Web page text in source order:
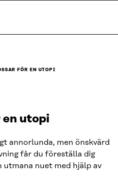
FÖR EN UTOPI
en utopi
annorlunda, men önskvärd
får du föreställa dig
nuet med hjälp av